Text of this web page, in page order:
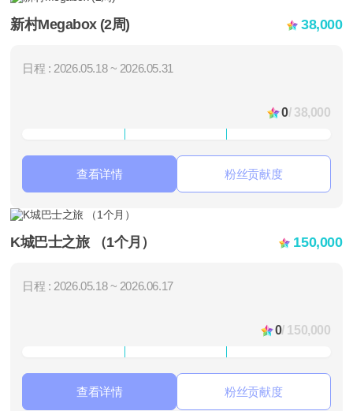
新村Megabox (2周) 38,000
日程 : 2026.05.18 ~ 2026.05.31
0/ 38,000
查看详情 粉丝贡献度
K城巴士之旅 （1个月） 150,000
日程 : 2026.05.18 ~ 2026.06.17
0/ 150,000
查看详情 粉丝贡献度